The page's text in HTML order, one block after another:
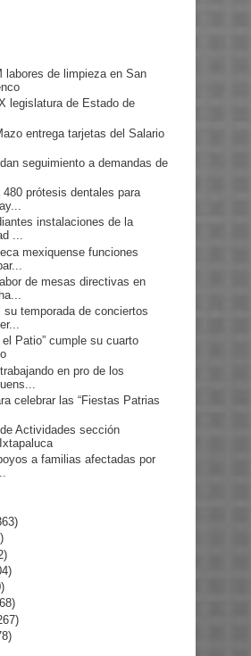
labores de limpieza en San
legislatura de Estado de
entrega tarjetas del Salario
seguimiento a demandas de
480 prótesis dentales para
instalaciones de la
...
mexiquense funciones
de mesas directivas en
su temporada de conciertos
el Patio” cumple su cuarto
en pro de los
celebrar las “Fiestas Patrias
Actividades sección
a familias afectadas por